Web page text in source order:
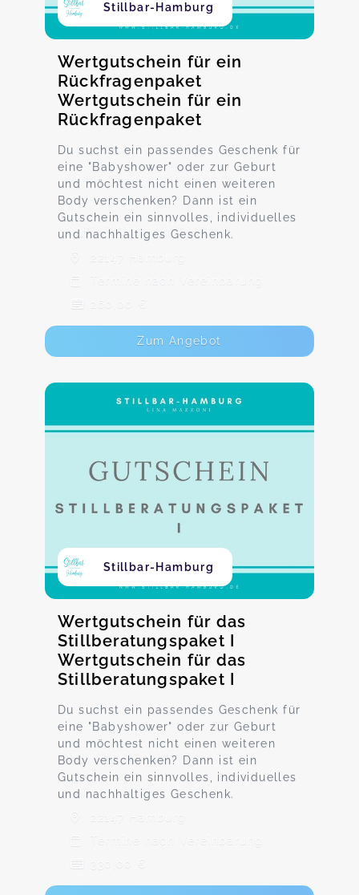
Stillbar-Hamburg
Wertgutschein für ein
Rückfragenpaket
Wertgutschein für ein
Rückfragenpaket
Du suchst ein passendes Geschenk für
eine "Babyshower" oder zur Geburt
und möchtest nicht einen weiteren
Body verschenken? Dann ist ein
Gutschein ein sinnvolles, individuelles
und nachhaltiges Geschenk.
22147 Hamburg
Termine nach Vereinbarung
260,00 €
Zum Angebot
Stillbar-Hamburg
Wertgutschein für das
Stillberatungspaket I
Wertgutschein für das
Stillberatungspaket I
Du suchst ein passendes Geschenk für
eine "Babyshower" oder zur Geburt
und möchtest nicht einen weiteren
Body verschenken? Dann ist ein
Gutschein ein sinnvolles, individuelles
und nachhaltiges Geschenk.
22147 Hamburg
Termine nach Vereinbarung
330,00 €